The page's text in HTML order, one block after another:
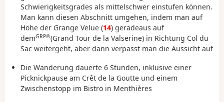
Schwierigkeitsgrades als mittelschwer einstufen können.
Man kann diesen Abschnitt umgehen, indem man auf
Höhe der Grange Velue (14) geradeaus auf
demGRP®(Grand Tour de la Valserine) in Richtung Col du
Sac weitergeht, aber dann verpasst man die Aussicht auf
Die Wanderung dauerte 6 Stunden, inklusive einer
Picknickpause am Crêt de la Goutte und einem
Zwischenstopp im Bistro in Menthières